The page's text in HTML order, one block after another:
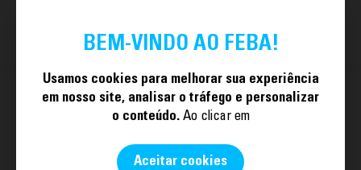
BEM-VINDO AO FEBA!
Usamos cookies para melhorar sua experiência
em nosso site, analisar o tráfego e personalizar
o conteúdo.Ao clicar em
Aceitar cookies